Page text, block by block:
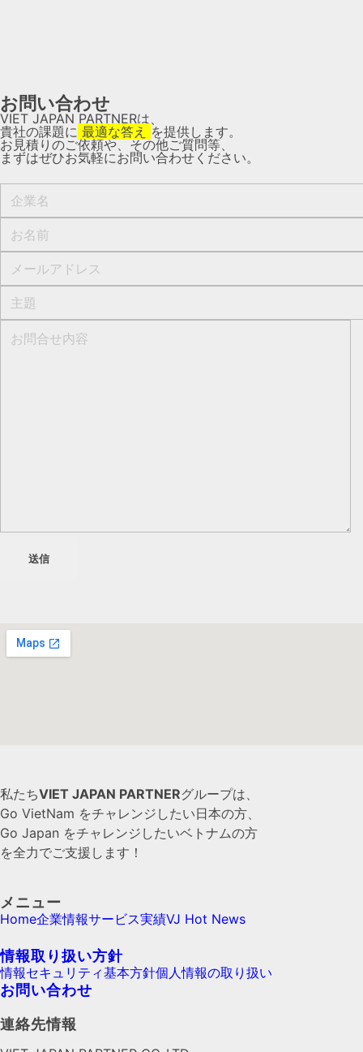
お問い合わせ​
VIET JAPAN PARTNERは、
貴社の課題に 最適な答え を提供します。
お見積りのご依頼や、その他ご質問等、​
まずはぜひお気軽にお問い合わせください。​
私たちVIET JAPAN PARTNERグループは、
Go VietNam をチャレンジしたい日本の方、
Go Japan をチャレンジしたいベトナムの方
を全力でご支援します！
メニュー
Home企業情報サービス実績VJ Hot News
情報取り扱い方針
情報セキュリティ基本方針個人情報の取り扱い
お問い合わせ
連絡先情報